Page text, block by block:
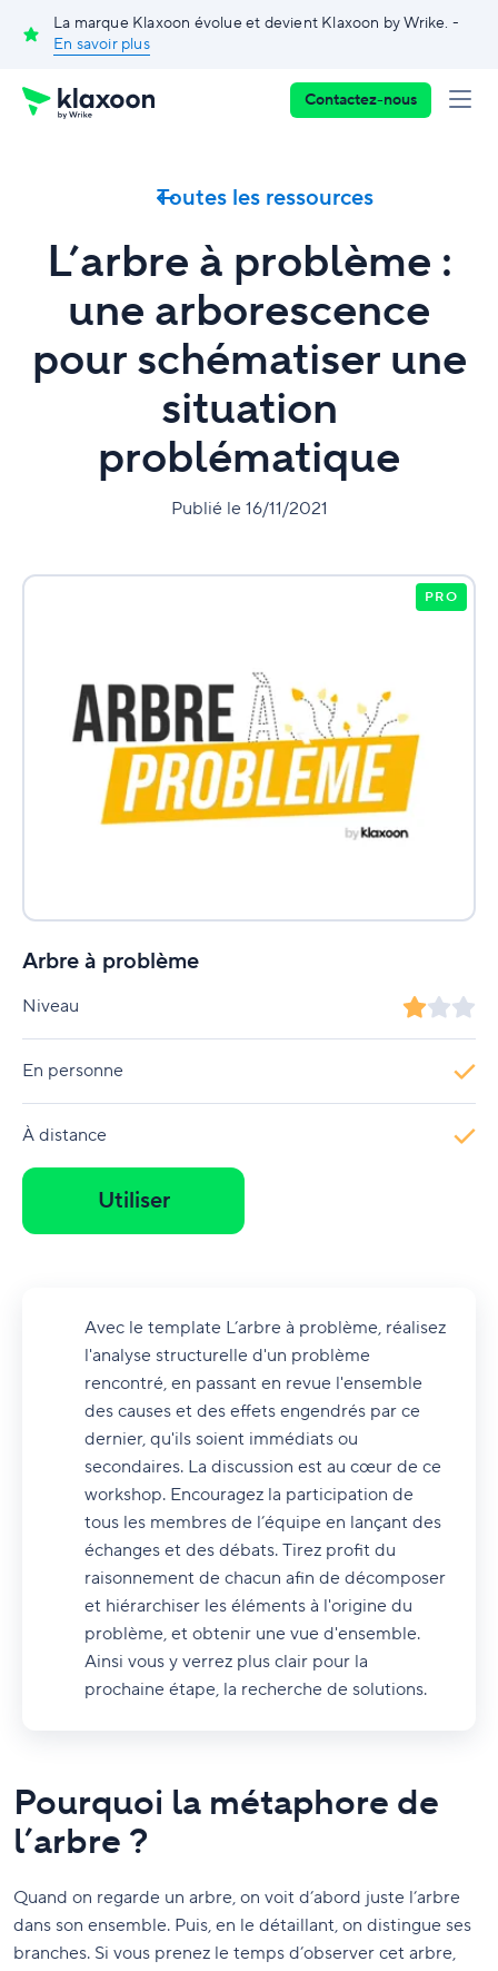
La marque Klaxoon évolue et devient Klaxoon by Wrike. -
En savoir plus
Contactez-nous
Toutes les ressources
L’arbre à problème :
une arborescence
pour schématiser une
situation
problématique
Publié le 16/11/2021
PRO
Arbre à problème
Niveau
En personne
À distance
Utiliser
Avec le template L’arbre à problème, réalisez
l'analyse structurelle d'un problème
rencontré, en passant en revue l'ensemble
des causes et des effets engendrés par ce
dernier, qu'ils soient immédiats ou
secondaires. La discussion est au cœur de ce
workshop. Encouragez la participation de
tous les membres de l’équipe en lançant des
échanges et des débats. Tirez profit du
raisonnement de chacun afin de décomposer
et hiérarchiser les éléments à l'origine du
problème, et obtenir une vue d'ensemble.
Ainsi vous y verrez plus clair pour la
prochaine étape, la recherche de solutions.
Pourquoi la métaphore de
l’arbre ?
Quand on regarde un arbre, on voit d’abord juste l’arbre
dans son ensemble. Puis, en le détaillant, on distingue ses
branches. Si vous prenez le temps d’observer cet arbre,